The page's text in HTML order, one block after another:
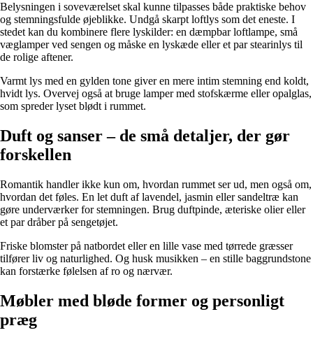
Belysningen i soveværelset skal kunne tilpasses både praktiske behov
og stemningsfulde øjeblikke. Undgå skarpt loftlys som det eneste. I
stedet kan du kombinere flere lyskilder: en dæmpbar loftlampe, små
væglamper ved sengen og måske en lyskæde eller et par stearinlys til
de rolige aftener.
Varmt lys med en gylden tone giver en mere intim stemning end koldt,
hvidt lys. Overvej også at bruge lamper med stofskærme eller opalglas,
som spreder lyset blødt i rummet.
Duft og sanser – de små detaljer, der gør
forskellen
Romantik handler ikke kun om, hvordan rummet ser ud, men også om,
hvordan det føles. En let duft af lavendel, jasmin eller sandeltræ kan
gøre underværker for stemningen. Brug duftpinde, æteriske olier eller
et par dråber på sengetøjet.
Friske blomster på natbordet eller en lille vase med tørrede græsser
tilfører liv og naturlighed. Og husk musikken – en stille baggrundstone
kan forstærke følelsen af ro og nærvær.
Møbler med bløde former og personligt
præg